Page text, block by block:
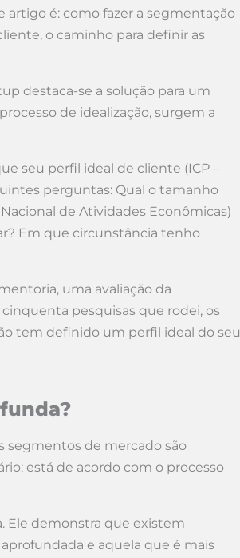
artigo é: como fazer a segmentação
o caminho para definir as
destaca-se a solução para um
de idealização, surgem a
seu perfil ideal de cliente (ICP –
perguntas: Qual o tamanho
Nacional de Atividades Econômicas)
Em que circunstância tenho
uma avaliação da
pesquisas que rodei, os
tem definido um perfil ideal do seu
segmentos de mercado são
está de acordo com o processo
Ele demonstra que existem
e aquela que é mais